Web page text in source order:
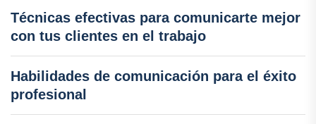
Técnicas efectivas para comunicarte mejor
con tus clientes en el trabajo
Habilidades de comunicación para el éxito
profesional